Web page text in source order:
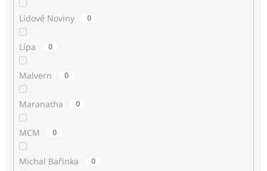
Lidové Noviny 0
Lípa 0
Malvern 0
Maranatha 0
MCM 0
Michal Bařinka 0